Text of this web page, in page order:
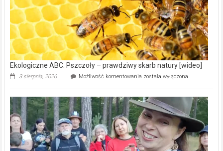
mln
na
modernizację
oczyszczalni
ścieków
[wideo]
Ekologiczne ABC. Pszczoły – prawdziwy skarb natury [wideo]
3 sierpnia, 2026 Możliwość komentowania Ekologiczne
–
prawdziwy
skarb
natury
[wideo]
została wyłączona